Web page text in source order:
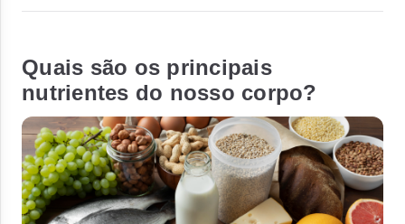
Quais são os principais
nutrientes do nosso corpo?